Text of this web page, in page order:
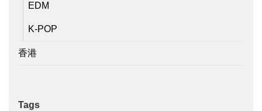
EDM
K-POP
香港
Tags